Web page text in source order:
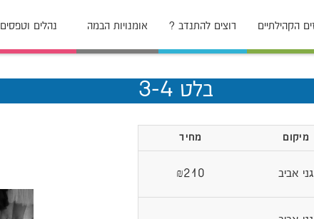
הקהילתיים רוצים להתנדב ? אומנויות הבמה נהלים וטפסים
בלט 3-4
מיקום מחיר
גני אביב ₪210